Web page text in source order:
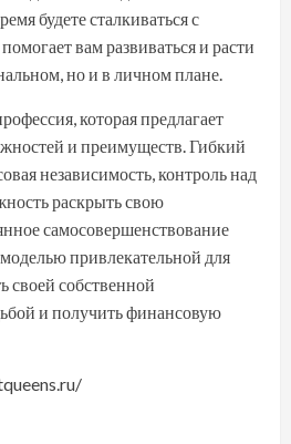
будете сталкиваться с
вам развиваться и расти
но и в личном плане.
которая предлагает
и преимуществ. Гибкий
независимость, контроль над
раскрыть свою
самосовершенствование
привлекательной для
своей собственной
и получить финансовую